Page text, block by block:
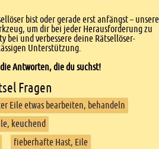
bist oder gerade erst anfängst – unsere
um dir bei jeder Herausforderung zu
und verbessere deine Rätsellöser-
Unterstützung.
Antworten, die du suchst!
Fragen
Eile etwas bearbeiten, behandeln
keuchend
fieberhafte Hast, Eile